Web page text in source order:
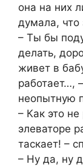
она на них
думала, что
– Ты бы
делать,
живет в
работает…,
неопытную
– Как это
элеваторе
таскает! –
– Ну да, ну